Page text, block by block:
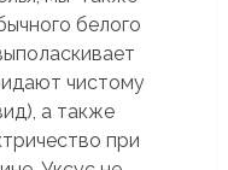
белого
чистому
а также
при